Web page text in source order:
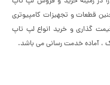
قطعات و تجهیزات کامپیوتری
گذاری و خرید انواع لپ تاپ
، آماده خدمت رسانی می باشد.